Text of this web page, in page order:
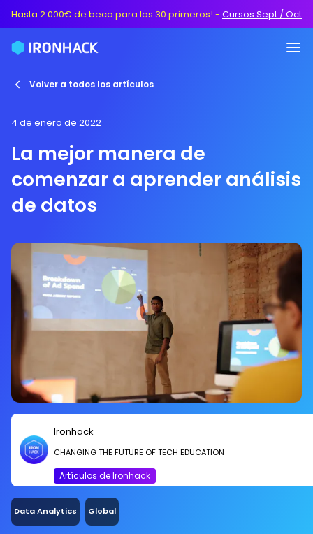
Hasta 2.000€ de beca para los 30 primeros! - Cursos Sept / Oct
Volver a todos los artículos
4 de enero de 2022
La mejor manera de
comenzar a aprender análisis
de datos
Ironhack
CHANGING THE FUTURE OF TECH EDUCATION
Artículos de Ironhack
Data Analytics Global